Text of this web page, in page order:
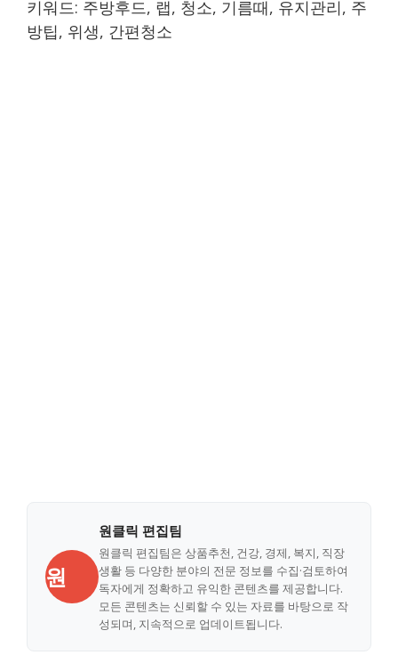
키워드: 주방후드, 랩, 청소, 기름때, 유지관리, 주
방팁, 위생, 간편청소
원
원클릭 편집팀
원클릭 편집팀은 상품추천, 건강, 경제, 복지, 직장
생활 등 다양한 분야의 전문 정보를 수집·검토하여
독자에게 정확하고 유익한 콘텐츠를 제공합니다.
모든 콘텐츠는 신뢰할 수 있는 자료를 바탕으로 작
성되며, 지속적으로 업데이트됩니다.